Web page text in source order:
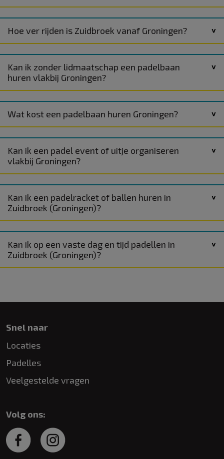
Hoe ver rijden is Zuidbroek vanaf Groningen?
Kan ik zonder lidmaatschap een padelbaan
huren vlakbij Groningen?
Wat kost een padelbaan huren Groningen?
Kan ik een padel event of uitje organiseren
vlakbij Groningen?
Kan ik een padelracket of ballen huren in
Zuidbroek (Groningen)?
Kan ik op een vaste dag en tijd padellen in
Zuidbroek (Groningen)?
Snel naar
Locaties
Padelles
Veelgestelde vragen
Volg ons: